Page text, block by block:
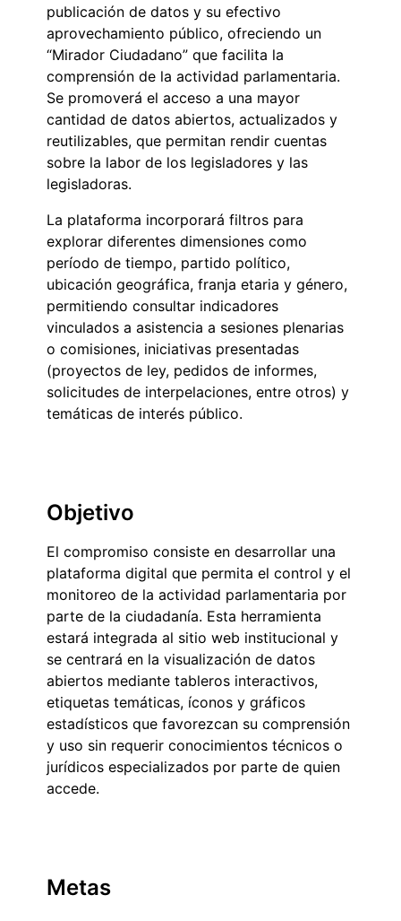
publicación de datos y su efectivo
aprovechamiento público, ofreciendo un
“Mirador Ciudadano” que facilita la
comprensión de la actividad parlamentaria.
Se promoverá el acceso a una mayor
cantidad de datos abiertos, actualizados y
reutilizables, que permitan rendir cuentas
sobre la labor de los legisladores y las
legisladoras.
La plataforma incorporará filtros para
explorar diferentes dimensiones como
período de tiempo, partido político,
ubicación geográfica, franja etaria y género,
permitiendo consultar indicadores
vinculados a asistencia a sesiones plenarias
o comisiones, iniciativas presentadas
(proyectos de ley, pedidos de informes,
solicitudes de interpelaciones, entre otros) y
temáticas de interés público.
Objetivo
El compromiso consiste en desarrollar una
plataforma digital que permita el control y el
monitoreo de la actividad parlamentaria por
parte de la ciudadanía. Esta herramienta
estará integrada al sitio web institucional y
se centrará en la visualización de datos
abiertos mediante tableros interactivos,
etiquetas temáticas, íconos y gráficos
estadísticos que favorezcan su comprensión
y uso sin requerir conocimientos técnicos o
jurídicos especializados por parte de quien
accede.
Metas